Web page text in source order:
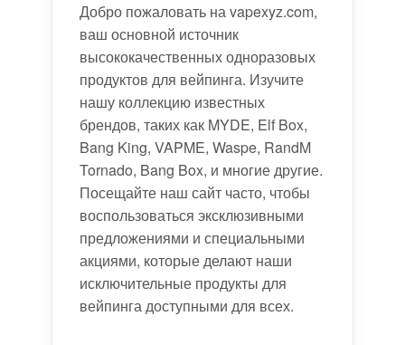
Добро пожаловать на vapexyz.com,
ваш основной источник
высококачественных одноразовых
продуктов для вейпинга. Изучите
нашу коллекцию известных
брендов, таких как MYDE, Elf Box,
Bang King, VAPME, Waspe, RandM
Tornado, Bang Box, и многие другие.
Посещайте наш сайт часто, чтобы
воспользоваться эксклюзивными
предложениями и специальными
акциями, которые делают наши
исключительные продукты для
вейпинга доступными для всех.